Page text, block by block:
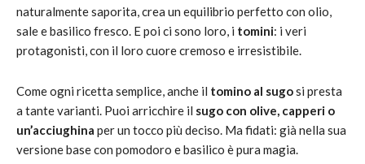
naturalmente saporita, crea un equilibrio perfetto con olio,
sale e basilico fresco. E poi ci sono loro, i tomini: i veri
protagonisti, con il loro cuore cremoso e irresistibile.
Come ogni ricetta semplice, anche il tomino al sugosi presta
a tante varianti. Puoi arricchire il sugo con olive, capperi o
un’acciughina per un tocco più deciso. Ma fidati: già nella sua
versione base con pomodoro e basilico è pura magia.